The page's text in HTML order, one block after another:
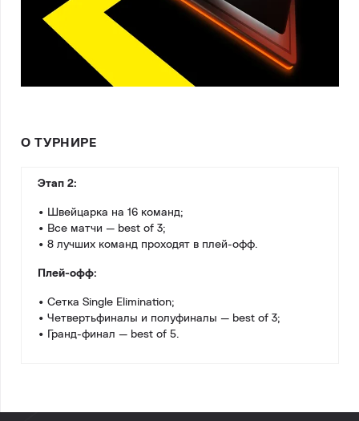
О ТУРНИРЕ
Этап 2:
• Швейцарка на 16 команд;
• Все матчи — best of 3;
• 8 лучших команд проходят в плей-офф.
Плей-офф:
• Сетка Single Elimination;
• Четвертьфиналы и полуфиналы — best of 3;
• Гранд-финал — best of 5.